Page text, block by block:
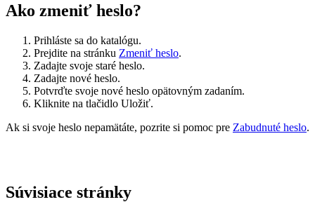
Ako zmeniť heslo?
Prihláste sa do katalógu.
Prejdite na stránku Zmeniť heslo.
Zadajte svoje staré heslo.
Zadajte nové heslo.
Potvrďte svoje nové heslo opätovným zadaním.
Kliknite na tlačidlo Uložiť.
Ak si svoje heslo nepamätáte, pozrite si pomoc pre Zabudnuté heslo.
Súvisiace stránky